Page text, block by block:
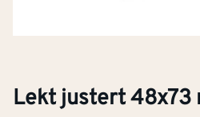
Lekt justert 48x73
Bredde [mm] 73